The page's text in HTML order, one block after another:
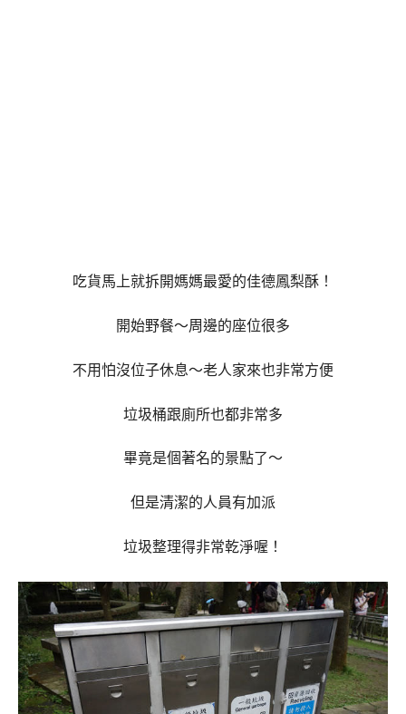
吃貨馬上就拆開媽媽最愛的佳德鳳梨酥！
開始野餐～周邊的座位很多
不用怕沒位子休息～老人家來也非常方便
垃圾桶跟廁所也都非常多
畢竟是個著名的景點了～
但是清潔的人員有加派
垃圾整理得非常乾淨喔！